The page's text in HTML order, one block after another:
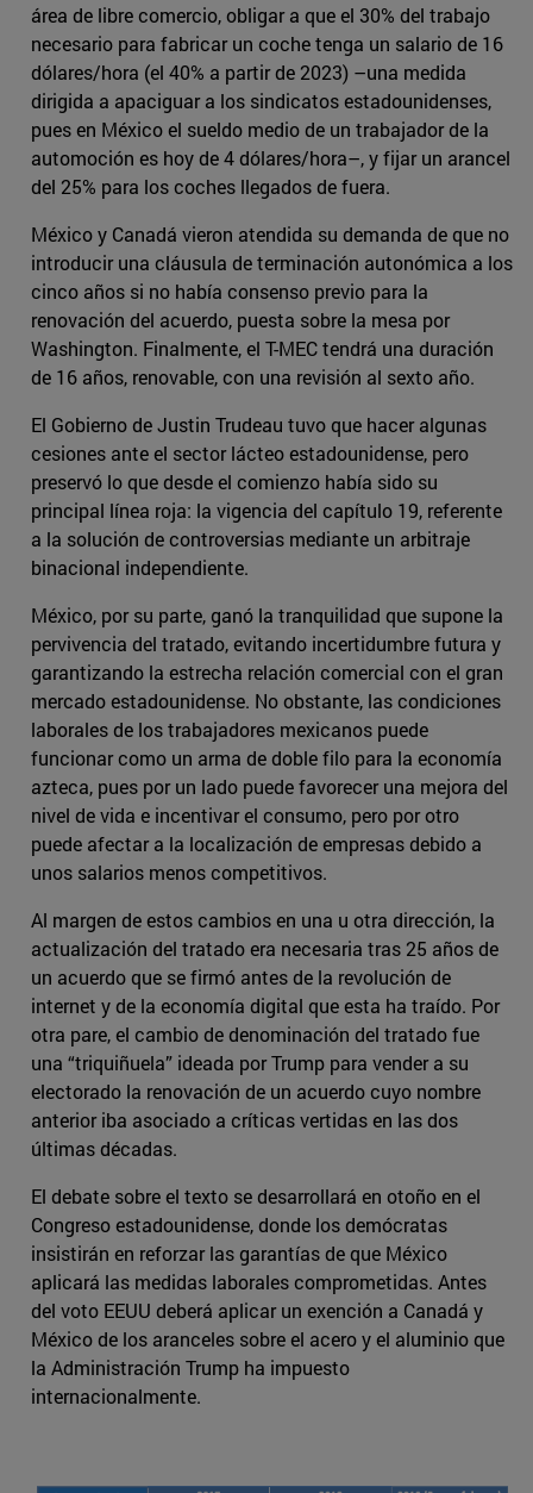
área de libre comercio, obligar a que el 30% del trabajo
necesario para fabricar un coche tenga un salario de 16
dólares/hora (el 40% a partir de 2023) –una medida
dirigida a apaciguar a los sindicatos estadounidenses,
pues en México el sueldo medio de un trabajador de la
automoción es hoy de 4 dólares/hora–, y fijar un arancel
del 25% para los coches llegados de fuera.
México y Canadá vieron atendida su demanda de que no
introducir una cláusula de terminación autonómica a los
cinco años si no había consenso previo para la
renovación del acuerdo, puesta sobre la mesa por
Washington. Finalmente, el T-MEC tendrá una duración
de 16 años, renovable, con una revisión al sexto año.
El Gobierno de Justin Trudeau tuvo que hacer algunas
cesiones ante el sector lácteo estadounidense, pero
preservó lo que desde el comienzo había sido su
principal línea roja: la vigencia del capítulo 19, referente
a la solución de controversias mediante un arbitraje
binacional independiente.
México, por su parte, ganó la tranquilidad que supone la
pervivencia del tratado, evitando incertidumbre futura y
garantizando la estrecha relación comercial con el gran
mercado estadounidense. No obstante, las condiciones
laborales de los trabajadores mexicanos puede
funcionar como un arma de doble filo para la economía
azteca, pues por un lado puede favorecer una mejora del
nivel de vida e incentivar el consumo, pero por otro
puede afectar a la localización de empresas debido a
unos salarios menos competitivos.
Al margen de estos cambios en una u otra dirección, la
actualización del tratado era necesaria tras 25 años de
un acuerdo que se firmó antes de la revolución de
internet y de la economía digital que esta ha traído. Por
otra pare, el cambio de denominación del tratado fue
una “triquiñuela” ideada por Trump para vender a su
electorado la renovación de un acuerdo cuyo nombre
anterior iba asociado a críticas vertidas en las dos
últimas décadas.
El debate sobre el texto se desarrollará en otoño en el
Congreso estadounidense, donde los demócratas
insistirán en reforzar las garantías de que México
aplicará las medidas laborales comprometidas. Antes
del voto EEUU deberá aplicar un exención a Canadá y
México de los aranceles sobre el acero y el aluminio que
la Administración Trump ha impuesto
internacionalmente.